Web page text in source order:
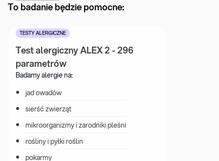
To badanie będzie pomocne:
TESTY ALERGICZNE
Test alergiczny ALEX 2 - 296
parametrów
Badamy alergie na:
jad owadów
sierść zwierząt
mikroorganizmy i zarodniki pleśni
rośliny i pyłki roślin
pokarmy